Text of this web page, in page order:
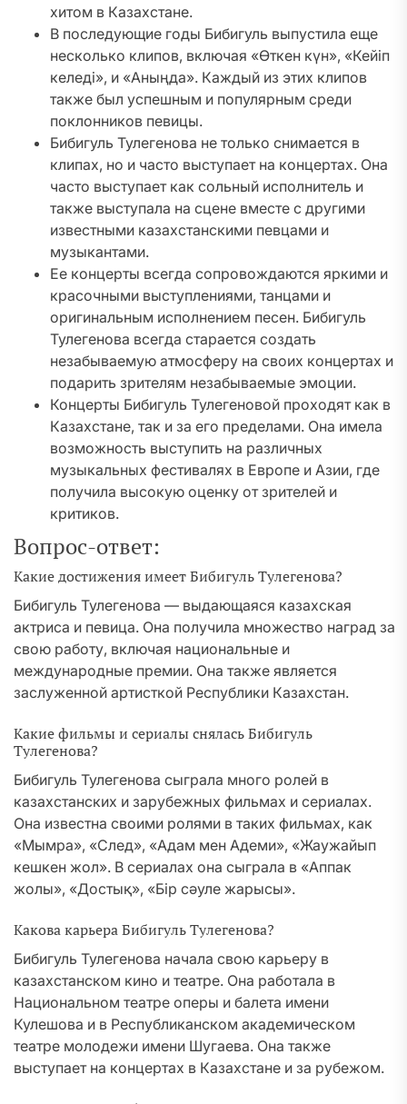
хитом в Казахстане.
В последующие годы Бибигуль выпустила еще
несколько клипов, включая «Өткен күн», «Кейіп
келеді», и «Аныңда». Каждый из этих клипов
также был успешным и популярным среди
поклонников певицы.
Бибигуль Тулегенова не только снимается в
клипах, но и часто выступает на концертах. Она
часто выступает как сольный исполнитель и
также выступала на сцене вместе с другими
известными казахстанскими певцами и
музыкантами.
Ее концерты всегда сопровождаются яркими и
красочными выступлениями, танцами и
оригинальным исполнением песен. Бибигуль
Тулегенова всегда старается создать
незабываемую атмосферу на своих концертах и
подарить зрителям незабываемые эмоции.
Концерты Бибигуль Тулегеновой проходят как в
Казахстане, так и за его пределами. Она имела
возможность выступить на различных
музыкальных фестивалях в Европе и Азии, где
получила высокую оценку от зрителей и
критиков.
Вопрос-ответ:
Какие достижения имеет Бибигуль Тулегенова?
Бибигуль Тулегенова — выдающаяся казахская
актриса и певица. Она получила множество наград за
свою работу, включая национальные и
международные премии. Она также является
заслуженной артисткой Республики Казахстан.
Какие фильмы и сериалы снялась Бибигуль
Тулегенова?
Бибигуль Тулегенова сыграла много ролей в
казахстанских и зарубежных фильмах и сериалах.
Она известна своими ролями в таких фильмах, как
«Мымра», «След», «Адам мен Адеми», «Жаужайып
кешкен жол». В сериалах она сыграла в «Аппак
жолы», «Достық», «Бір сәуле жарысы».
Какова карьера Бибигуль Тулегенова?
Бибигуль Тулегенова начала свою карьеру в
казахстанском кино и театре. Она работала в
Национальном театре оперы и балета имени
Кулешова и в Республиканском академическом
театре молодежи имени Шугаева. Она также
выступает на концертах в Казахстане и за рубежом.